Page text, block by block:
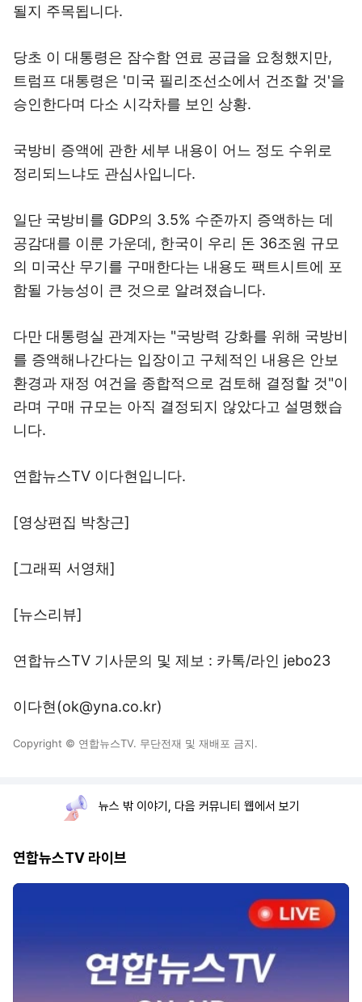
될지 주목됩니다.
당초 이 대통령은 잠수함 연료 공급을 요청했지만,
트럼프 대통령은 '미국 필리조선소에서 건조할 것'을
승인한다며 다소 시각차를 보인 상황.
국방비 증액에 관한 세부 내용이 어느 정도 수위로
정리되느냐도 관심사입니다.
일단 국방비를 GDP의 3.5% 수준까지 증액하는 데
공감대를 이룬 가운데, 한국이 우리 돈 36조원 규모
의 미국산 무기를 구매한다는 내용도 팩트시트에 포
함될 가능성이 큰 것으로 알려졌습니다.
다만 대통령실 관계자는 "국방력 강화를 위해 국방비
를 증액해나간다는 입장이고 구체적인 내용은 안보
환경과 재정 여건을 종합적으로 검토해 결정할 것"이
라며 구매 규모는 아직 결정되지 않았다고 설명했습
니다.
연합뉴스TV 이다현입니다.
[영상편집 박창근]
[그래픽 서영채]
[뉴스리뷰]
연합뉴스TV 기사문의 및 제보 : 카톡/라인 jebo23
이다현(ok@yna.co.kr)
Copyright © 연합뉴스TV. 무단전재 및 재배포 금지.
뉴스 밖 이야기, 다음 커뮤니티 웹에서 보기
연합뉴스TV 라이브